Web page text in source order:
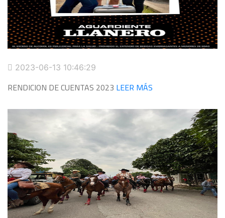
2023-06-13 10:46:29
RENDICION DE CUENTAS 2023 LEER MÁS